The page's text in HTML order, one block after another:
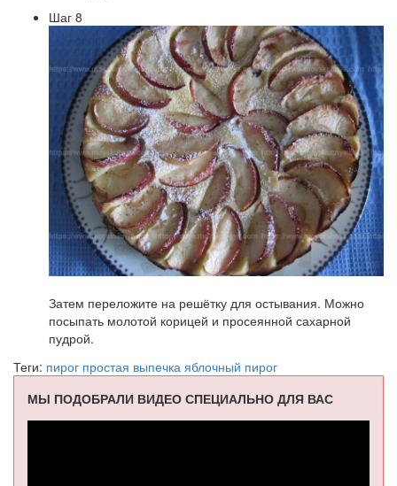
Шаг 8
Затем переложите на решётку для остывания. Можно
посыпать молотой корицей и просеянной сахарной
пудрой.
Теги: пирог простая выпечка яблочный пирог
МЫ ПОДОБРАЛИ ВИДЕО СПЕЦИАЛЬНО ДЛЯ ВАС